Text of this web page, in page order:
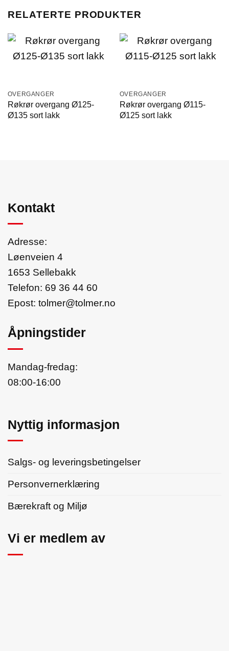
RELATERTE PRODUKTER
OVERGANGER
Røkrør overgang Ø125-
Ø135 sort lakk
OVERGANGER
Røkrør overgang Ø115-
Ø125 sort lakk
Kontakt
Adresse:
Løenveien 4
1653 Sellebakk
Telefon: 69 36 44 60
Epost: tolmer@tolmer.no
Åpningstider
Mandag-fredag:
08:00-16:00
Nyttig informasjon
Salgs- og leveringsbetingelser
Personvernerklæring
Bærekraft og Miljø
Vi er medlem av